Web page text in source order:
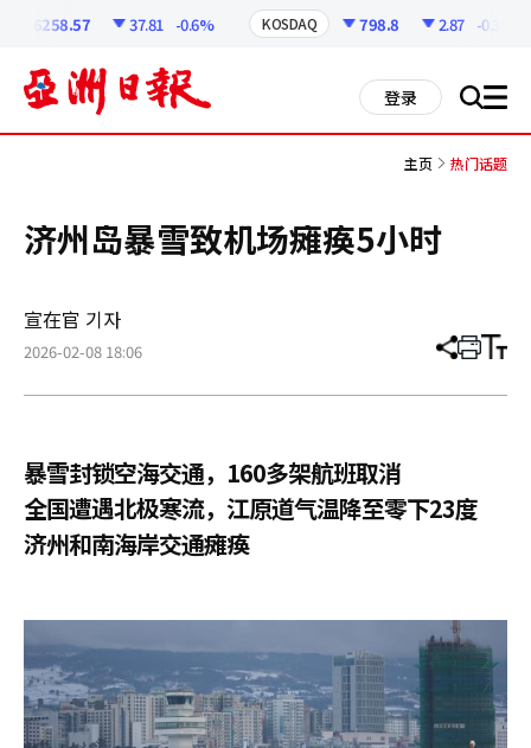
6258.57 37.81 -0.6% KOSDAQ 798.8 2.87 -0.36%
登录 搜 all
主页 热门话题
济州岛暴雪致机场瘫痪5小时
宣在官 기자
2026-02-08 18:06 分
章
打 调
小
暴雪封锁空海交通，160多架航班取消
全国遭遇北极寒流，江原道气温降至零下23度
济州和南海岸交通瘫痪